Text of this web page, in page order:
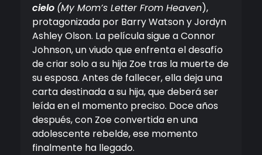
cielo (My Mom’s Letter From Heaven),
protagonizada por Barry Watson y Jordyn
Ashley Olson. La película sigue a Connor
Johnson, un viudo que enfrenta el desafío
de criar solo a su hija Zoe tras la muerte de
su esposa. Antes de fallecer, ella deja una
carta destinada a su hija, que deberá ser
leída en el momento preciso. Doce años
después, con Zoe convertida en una
adolescente rebelde, ese momento
finalmente ha llegado.